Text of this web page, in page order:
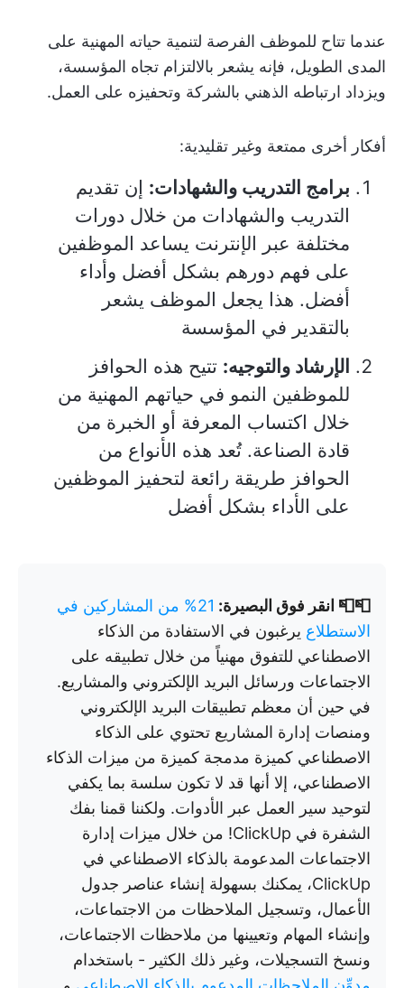
عندما تتاح للموظف الفرصة لتنمية حياته المهنية على
المدى الطويل، فإنه يشعر بالالتزام تجاه المؤسسة،
ويزداد ارتباطه الذهني بالشركة وتحفيزه على العمل.
أفكار أخرى ممتعة وغير تقليدية:
برامج التدريب والشهادات: إن تقديم
التدريب والشهادات من خلال دورات
مختلفة عبر الإنترنت يساعد الموظفين
على فهم دورهم بشكل أفضل وأداء
أفضل. هذا يجعل الموظف يشعر
بالتقدير في المؤسسة
الإرشاد والتوجيه: تتيح هذه الحوافز
للموظفين النمو في حياتهم المهنية من
خلال اكتساب المعرفة أو الخبرة من
قادة الصناعة. تُعد هذه الأنواع من
الحوافز طريقة رائعة لتحفيز الموظفين
على الأداء بشكل أفضل
📮📮 انقر فوق البصيرة:
21% من المشاركين في
الاستطلاع يرغبون في الاستفادة من الذكاء
الاصطناعي للتفوق مهنياً من خلال تطبيقه على
الاجتماعات ورسائل البريد الإلكتروني والمشاريع.
في حين أن معظم تطبيقات البريد الإلكتروني
ومنصات إدارة المشاريع تحتوي على الذكاء
الاصطناعي كميزة مدمجة كميزة من ميزات الذكاء
الاصطناعي، إلا أنها قد لا تكون سلسة بما يكفي
لتوحيد سير العمل عبر الأدوات. ولكننا قمنا بفك
الشفرة في ClickUp! من خلال ميزات إدارة
الاجتماعات المدعومة بالذكاء الاصطناعي في
ClickUp، يمكنك بسهولة إنشاء عناصر جدول
الأعمال، وتسجيل الملاحظات من الاجتماعات،
وإنشاء المهام وتعيينها من ملاحظات الاجتماعات،
ونسخ التسجيلات، وغير ذلك الكثير - باستخدام